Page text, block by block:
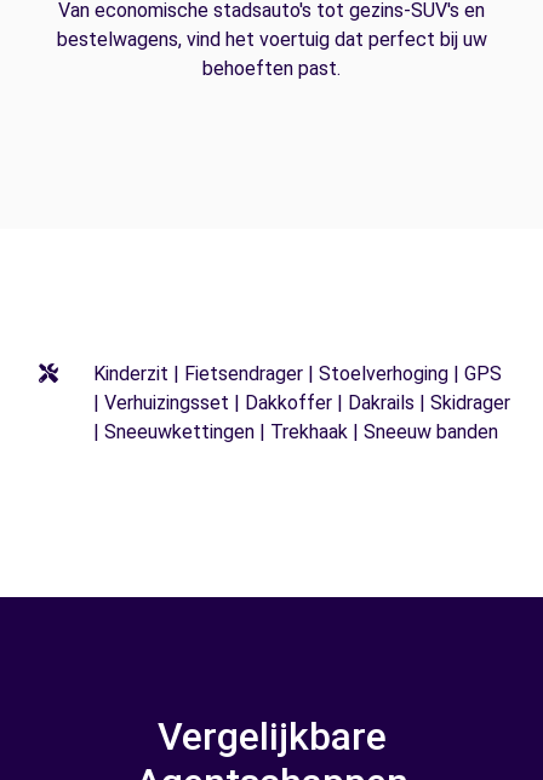
Van economische stadsauto's tot gezins-SUV's en
bestelwagens, vind het voertuig dat perfect bij uw
behoeften past.
Kinderzit | Fietsendrager | Stoelverhoging | GPS
| Verhuizingsset | Dakkoffer | Dakrails | Skidrager
| Sneeuwkettingen | Trekhaak | Sneeuw banden
Vergelijkbare